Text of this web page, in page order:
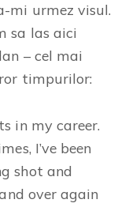
mi urmez visul.
sa las aici
– cel mai
timpurilor:
in my career.
I’ve been
shot and
over again